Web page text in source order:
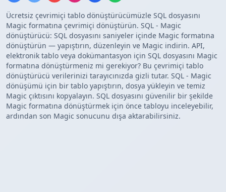
Ücretsiz çevrimiçi tablo dönüştürücümüzle SQL dosyasını
Magic formatına çevrimiçi dönüştürün. SQL - Magic
dönüştürücü: SQL dosyasını saniyeler içinde Magic formatına
dönüştürün — yapıştırın, düzenleyin ve Magic indirin. API,
elektronik tablo veya dokümantasyon için SQL dosyasını Magic
formatına dönüştürmeniz mi gerekiyor? Bu çevrimiçi tablo
dönüştürücü verilerinizi tarayıcınızda gizli tutar. SQL - Magic
dönüşümü için bir tablo yapıştırın, dosya yükleyin ve temiz
Magic çıktısını kopyalayın. SQL dosyasını güvenilir bir şekilde
Magic formatına dönüştürmek için önce tabloyu inceleyebilir,
ardından son Magic sonucunu dışa aktarabilirsiniz.